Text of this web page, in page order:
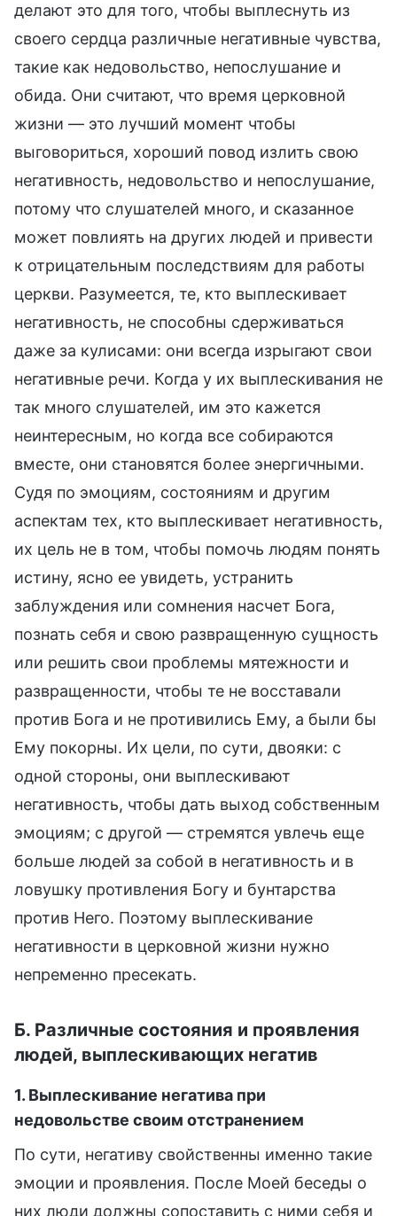
делают это для того, чтобы выплеснуть из
своего сердца различные негативные чувства,
такие как недовольство, непослушание и
обида. Они считают, что время церковной
жизни — это лучший момент чтобы
выговориться, хороший повод излить свою
негативность, недовольство и непослушание,
потому что слушателей много, и сказанное
может повлиять на других людей и привести
к отрицательным последствиям для работы
церкви. Разумеется, те, кто выплескивает
негативность, не способны сдерживаться
даже за кулисами: они всегда изрыгают свои
негативные речи. Когда у их выплескивания не
так много слушателей, им это кажется
неинтересным, но когда все собираются
вместе, они становятся более энергичными.
Судя по эмоциям, состояниям и другим
аспектам тех, кто выплескивает негативность,
их цель не в том, чтобы помочь людям понять
истину, ясно ее увидеть, устранить
заблуждения или сомнения насчет Бога,
познать себя и свою развращенную сущность
или решить свои проблемы мятежности и
развращенности, чтобы те не восставали
против Бога и не противились Ему, а были бы
Ему покорны. Их цели, по сути, двояки: с
одной стороны, они выплескивают
негативность, чтобы дать выход собственным
эмоциям; с другой — стремятся увлечь еще
больше людей за собой в негативность и в
ловушку противления Богу и бунтарства
против Него. Поэтому выплескивание
негативности в церковной жизни нужно
непременно пресекать.
Б. Различные состояния и проявления
людей, выплескивающих негатив
1. Выплескивание негатива при
недовольстве своим отстранением
По сути, негативу свойственны именно такие
эмоции и проявления. После Моей беседы о
них люди должны сопоставить с ними себя и